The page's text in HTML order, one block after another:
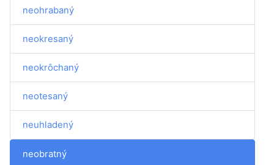
neohrabaný
neokresaný
neokrôchaný
neotesaný
neuhladený
neobratný